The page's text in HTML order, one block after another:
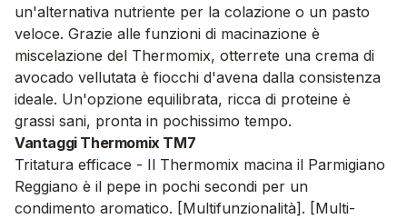
un'alternativa nutriente per la colazione o un pasto
veloce. Grazie alle funzioni di macinazione è
miscelazione del Thermomix, otterrete una crema di
avocado vellutata è fiocchi d'avena dalla consistenza
ideale. Un'opzione equilibrata, ricca di proteine è
grassi sani, pronta in pochissimo tempo.
Vantaggi Thermomix TM7
Tritatura efficace - Il Thermomix macina il Parmigiano
Reggiano è il pepe in pochi secondi per un
condimento aromatico. [Multifunzionalità]. [Multi-